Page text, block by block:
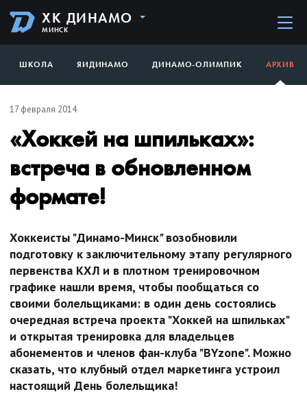
ХК ДИНАМО
МИНСК
ШКОЛА ЯИДИНАМО ДИНАМО-ОЛИМПИК АРХИВ
17 февраля 2014
«Хоккей на шпильках»:
встреча в обновленном
формате!
Хоккеисты "Динамо-Минск" возобновили
подготовку к заключительному этапу регулярного
первенства КХЛ и в плотном тренировочном
графике нашли время, чтобы пообщаться со
своими болельщиками: в один день состоялись
очередная встреча проекта "Хоккей на шпильках"
и открытая тренировка для владельцев
абонементов и членов фан-клуба "BYzone". Можно
сказать, что клубный отдел маркетинга устроил
настоящий День болельщика!